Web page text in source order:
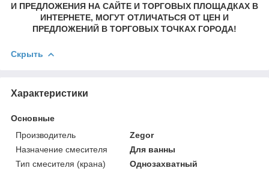
И ПРЕДЛОЖЕНИЯ НА САЙТЕ И ТОРГОВЫХ ПЛОЩАДКАХ В
ИНТЕРНЕТЕ, МОГУТ ОТЛИЧАТЬСЯ ОТ ЦЕН И
ПРЕДЛОЖЕНИЙ В ТОРГОВЫХ ТОЧКАХ ГОРОДА!
Скрыть
Характеристики
Основные
Производитель
Zegor
Назначение смесителя
Для ванны
Тип смесителя (крана)
Однозахватный